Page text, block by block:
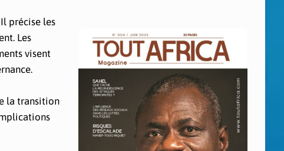
précise les
Les
visent
la transition